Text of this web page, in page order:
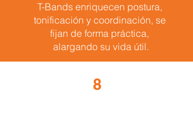
T-Bands enriquecen postura,
tonificación y coordinación, se
fijan de forma práctica,
alargando su vida útil.
8